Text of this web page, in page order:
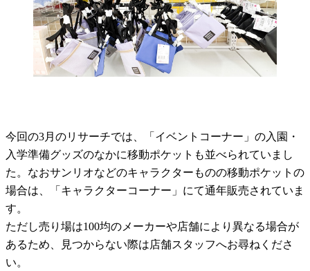
今回の3月のリサーチでは、「イベントコーナー」の入園・
入学準備グッズのなかに移動ポケットも並べられていまし
た。なおサンリオなどのキャラクターものの移動ポケットの
場合は、「キャラクターコーナー」にて通年販売されていま
す。
ただし売り場は100均のメーカーや店舗により異なる場合が
あるため、見つからない際は店舗スタッフへお尋ねくださ
い。